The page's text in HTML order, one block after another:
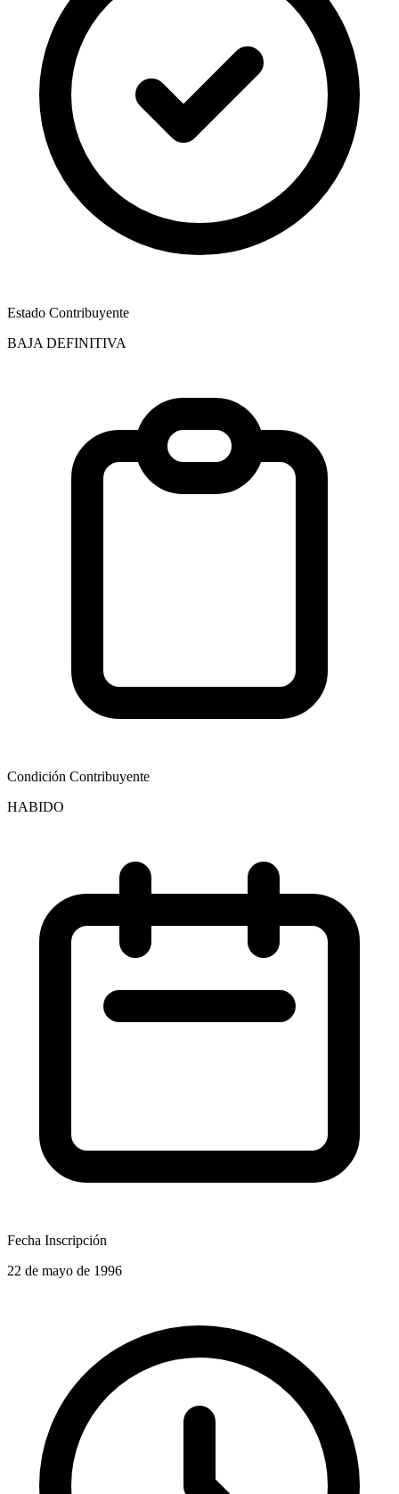
Estado Contribuyente
BAJA DEFINITIVA
Condición Contribuyente
HABIDO
Fecha Inscripción
22 de mayo de 1996